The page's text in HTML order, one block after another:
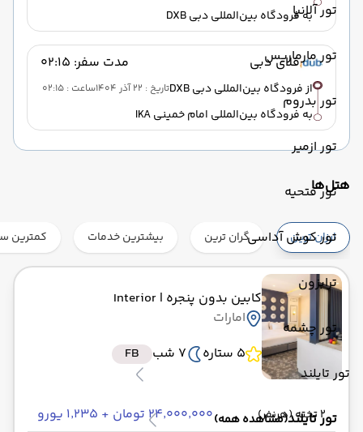
تور آلانیا
تور مارماریس
تور بدروم
تور ازمیر
تور فتحیه
تور کوش آداسی
ترابزون
تور چشمه
تور تایلند
تور تایلند(مشاهده همه)
به فرودگاه بین‌المللی دبی DXB
فلای دبی مدت سفر: 02:15
از فرودگاه بین‌المللی دبی DXB تاریخ : 22 آذر 1404 ساعت : 02:15
به فرودگاه بین‌المللی امام خمینی IKA
هتل‌ها
ارزان ترین گران ترین بیشترین خدمات کمترین
کابین بدون پنجره | Interior
امارات
5 ستاره
7 شب FB
2 تخته (هرنفر) ۲۴٬۰۰۰٬۰۰۰ تومان + ۱٬۲۳۵ یورو